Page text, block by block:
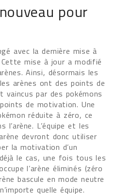
pour
avec la dernière mise à
mise à jour a modifié
Ainsi, désormais les
arènes ont des points de
vaincus par des pokémons
de motivation. Une
réduite à zéro, ce
l’arène. L’équipe et les
devront donc utiliser
la motivation d’un
le cas, une fois tous les
l’arène éliminés (zéro
bascule en mode neutre
quelle équipe.